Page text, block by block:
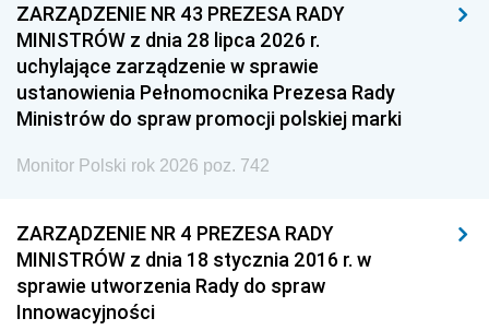
ZARZĄDZENIE NR 43 PREZESA RADY
MINISTRÓW z dnia 28 lipca 2026 r.
uchylające zarządzenie w sprawie
ustanowienia Pełnomocnika Prezesa Rady
Ministrów do spraw promocji polskiej marki
Monitor Polski rok 2026 poz. 742
ZARZĄDZENIE NR 4 PREZESA RADY
MINISTRÓW z dnia 18 stycznia 2016 r. w
sprawie utworzenia Rady do spraw
Innowacyjności